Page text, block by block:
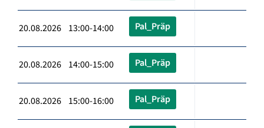
20.08.2026 13:00-14:00 Pal_Präp
20.08.2026 14:00-15:00 Pal_Präp
20.08.2026 15:00-16:00 Pal_Präp